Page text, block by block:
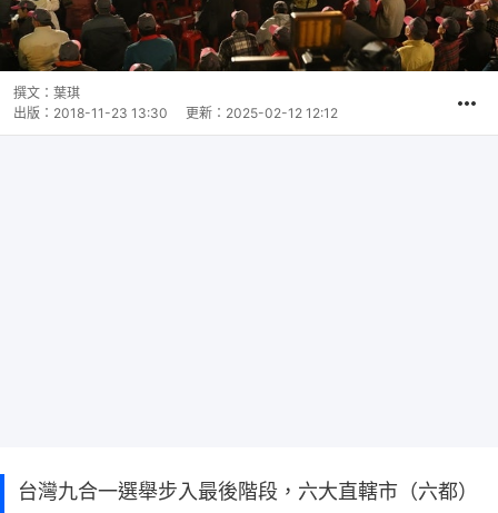
撰文： 葉琪
出版： 2018-11-23 13:30 更新： 2025-02-12 12:12
台灣九合一選舉步入最後階段，六大直轄市（六都）